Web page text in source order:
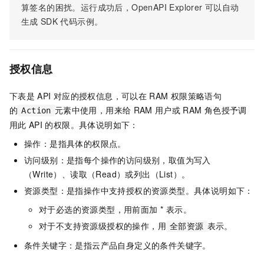
算签名的困扰。运行成功后，OpenAPI Explorer 可以自动
生成 SDK 代码示例。
授权信息
下表是 API 对应的授权信息，可以在 RAM 权限策略语句
的 Action 元素中使用，用来给 RAM 用户或 RAM 角色授予调
用此 API 的权限。具体说明如下：
操作：是指具体的权限点。
访问级别：是指每个操作的访问级别，取值为写入
（Write）、读取（Read）或列出（List）。
资源类型：是指操作中支持授权的资源类型。具体说明如下：
对于必选的资源类型，用前面加 * 表示。
对于不支持资源级授权的操作，用 全部资源 表示。
条件关键字：是指云产品自身定义的条件关键字。